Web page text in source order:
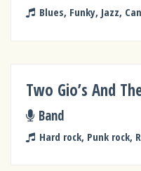
Blues, Funky, Jazz,
Two Gio’s And
Band
Hard rock, Punk rock,